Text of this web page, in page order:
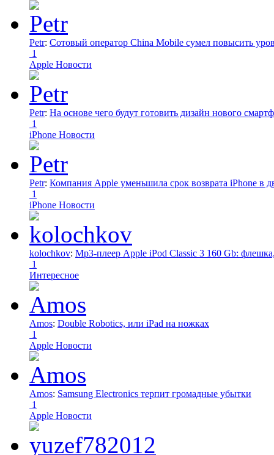
Petr: Сотовый оператор China Mobile сумел повысить
1
Apple Новости
Petr: На основе чего будут готовить дизайн нового
1
iPhone Новости
Petr: Компания Apple уменьшила срок возврата iPhone в
1
iPhone Новости
kolochkov: Mp3-плеер Apple iPod Classic 3 160 Gb:
1
Интересное
Amos: Double Robotics, или iPad на ножках
1
Apple Новости
Amos: Samsung Electronics терпит громадные убытки
1
Apple Новости